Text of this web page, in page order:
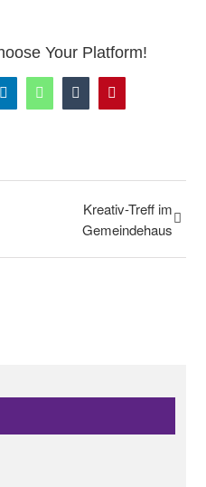
Your Platform!
LinkedInWhatsAppTumblrPinterest
Kreativ-Treff im
Gemeindehaus